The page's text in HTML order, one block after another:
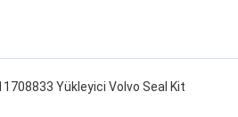
Yükleyici Volvo Seal Kit